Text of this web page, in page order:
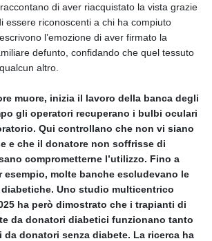
di aver riacquistato la vista grazie
essere riconoscenti a chi ha compiuto
l’emozione di aver firmato la
defunto, confidando che quel tessuto
altro.
muore, inizia il lavoro della banca degli
gli operatori recuperano i bulbi oculari
Qui controllano che non vi siano
e che il donatore non soffrisse di
comprometterne l’utilizzo. Fino a
esempio, molte banche escludevano le
Uno studio multicentrico
ha però dimostrato che i trapianti di
da donatori diabetici funzionano tanto
da donatori senza diabete. La ricerca ha